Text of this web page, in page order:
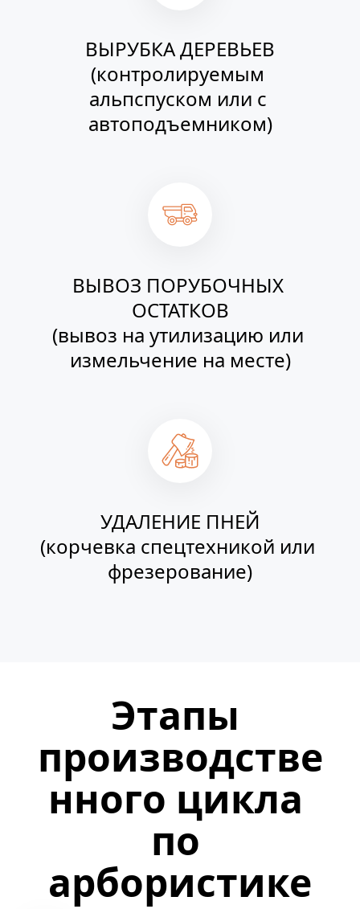
ВЫРУБКА ДЕРЕВЬЕВ
(контролируемым
альпспуском или с
автоподъемником)
ВЫВОЗ ПОРУБОЧНЫХ
ОСТАТКОВ
(вывоз на утилизацию или
измельчение на месте)
УДАЛЕНИЕ ПНЕЙ
(корчевка спецтехникой или
фрезерование)
Этапы
производстве
нного цикла
по
арбористике